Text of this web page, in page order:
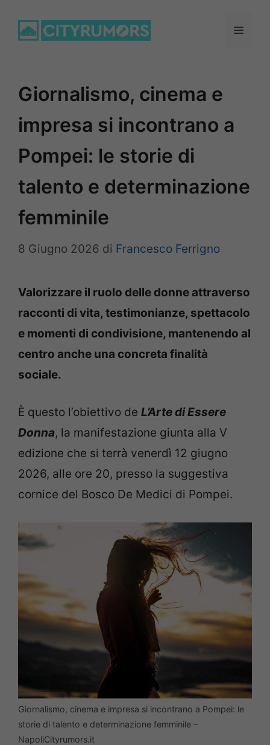
Menu
Giornalismo, cinema e
impresa si incontrano a
Pompei: le storie di
talento e determinazione
femminile
8 Giugno 2026 di Francesco Ferrigno
Valorizzare il ruolo delle donne attraverso
racconti di vita, testimonianze, spettacolo
e momenti di condivisione, mantenendo al
centro anche una concreta finalità
sociale.
È questo l’obiettivo de L’Arte di Essere
Donna, la manifestazione giunta alla V
edizione che si terrà venerdì 12 giugno
2026, alle ore 20, presso la suggestiva
cornice del Bosco De Medici di Pompei.
Giornalismo, cinema e impresa si incontrano a Pompei: le
storie di talento e determinazione femminile –
NapoliCityrumors.it